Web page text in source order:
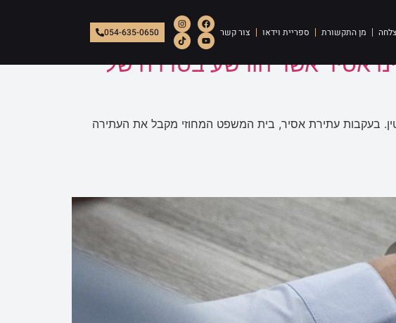
מן התקשורת ספריית וידאו צור קשר 054-635-0650
אסיר אשר הורשע בסדרה של
תקופה ארוכה בקטין. בעקבות עתירת אסיר, בית המשפט המחוזי מקבל את העתירה